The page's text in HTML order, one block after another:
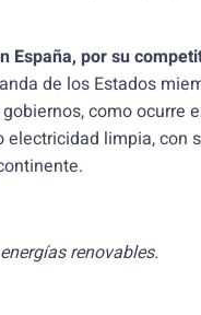
España, por su
de los Estados
como ocurre
limpia, con
renovables.